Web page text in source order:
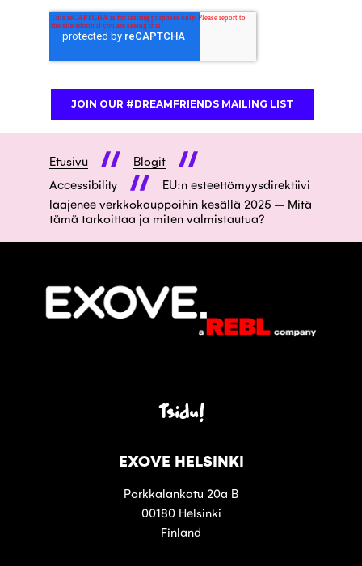
Etusivu
Blogit
Accessibility
EU:n esteettömyysdirektiivi
laajenee verkkokauppoihin kesällä 2025 – Mitä
tämä tarkoittaa ja miten valmistautua?
Tsidu!
EXOVE HELSINKI
Porkkalankatu 20a B
00180 Helsinki
Finland